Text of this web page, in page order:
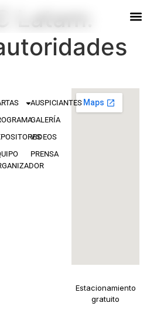
Latam:
AUSPICIANTES
GALERÍA
VIDEOS
PRENSA
Estacionamiento
gratuito